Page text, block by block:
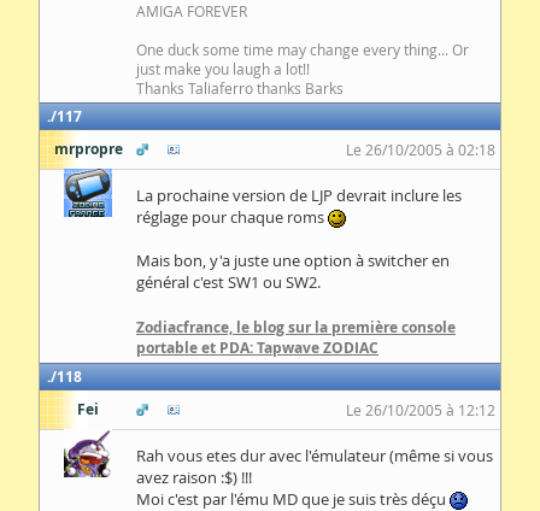
AMIGA FOREVER
One duck some time may change every thing... Or
just make you laugh a lot!!
Thanks Taliaferro thanks Barks
117
mrpropre
Le 26/10/2005 à 02:18
La prochaine version de LJP devrait inclure les
réglage pour chaque roms
Mais bon, y'a juste une option à switcher en
général c'est SW1 ou SW2.
Zodiacfrance, le blog sur la première console
portable et PDA: Tapwave ZODIAC
118
Fei
Le 26/10/2005 à 12:12
Rah vous etes dur avec l'émulateur (même si vous
avez raison :$) !!!
Moi c'est par l'ému MD que je suis très déçu